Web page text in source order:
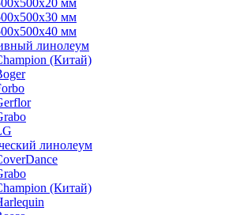
мм
мм
мм
линолеум
(Китай)
линолеум
(Китай)